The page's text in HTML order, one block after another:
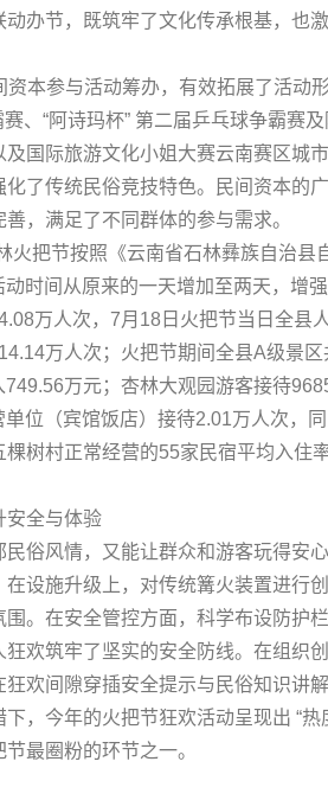
办节，既筑牢了文化传承根基，也
本参与活动筹办，有效拓展了活动
、“阿诗玛杯” 第二届乒乓球争霸
国际旅游文化小姐大赛云南赛区城
了传统民俗竞技特色。民间资本
，满足了不同群体的参与需求。
火把节按照《云南省石林彝族自治
动时间从原来的一天增加至两天，
万人次，7月18日火把节当日全
万人次；火把节期间全县A级景
万元；杏林大观园游客接待
位（宾馆饭店）接待2.01万人次，
树村正常经营的55家民宿平均入
安全与体验
俗风情，又能让群众和游客玩得安
设施升级上，对传统篝火装置进行
。在安全管控方面，科学布设防护
欢筑牢了坚实的安全防线。在组织
欢间隙穿插安全提示与民俗知识讲
，今年的火把节狂欢活动呈现出 “
最圈粉的环节之一。